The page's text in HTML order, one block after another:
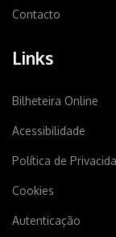
Contacto
Links
Bilheteira Online
Acessibilidade
Política de
Cookies
Autenticação